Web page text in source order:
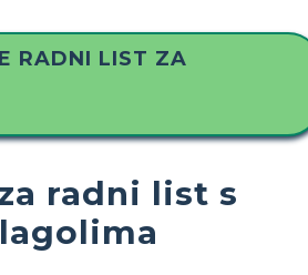
RADNI LIST ZA
radni list s